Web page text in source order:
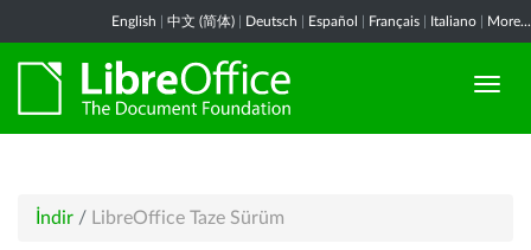
English 中文 (简体) Deutsch Español Français Italiano More...
İndir / LibreOffice Taze Sürüm